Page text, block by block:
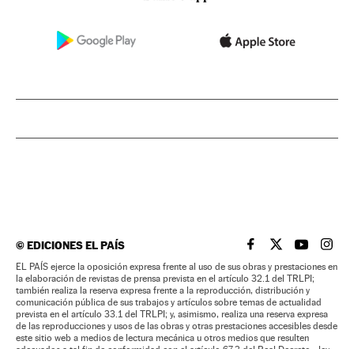
©EDICIONES EL PAÍS EL PAÍS BRASIL EN
EL PAÍSEL PAÍS
EL
EL PAÍS ejerce la oposición expresa frente al uso de sus obras y prestaciones en
la elaboración de revistas de prensa prevista en el artículo 32.1 del TRLPI;
también realiza la reserva expresa frente a la reproducción, distribución y
comunicación pública de sus trabajos y artículos sobre temas de actualidad
prevista en el artículo 33.1 del TRLPI; y, asimismo, realiza una reserva expresa
de las reproducciones y usos de las obras y otras prestaciones accesibles desde
este sitio web a medios de lectura mecánica u otros medios que resulten